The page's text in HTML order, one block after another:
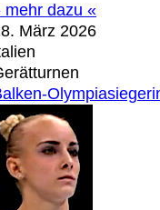
mehr dazu «
März 2026